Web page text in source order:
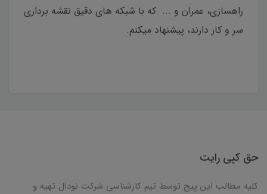
راهسازی، عمران و ... که با شبکه های دقیق نقشه برداری
سر و کار دارند، پیشنهاد میکنم.
حق کپی رایت
کلیه مطالب این پیج توسط تیم کارشناسی شرکت نودال تهیه و